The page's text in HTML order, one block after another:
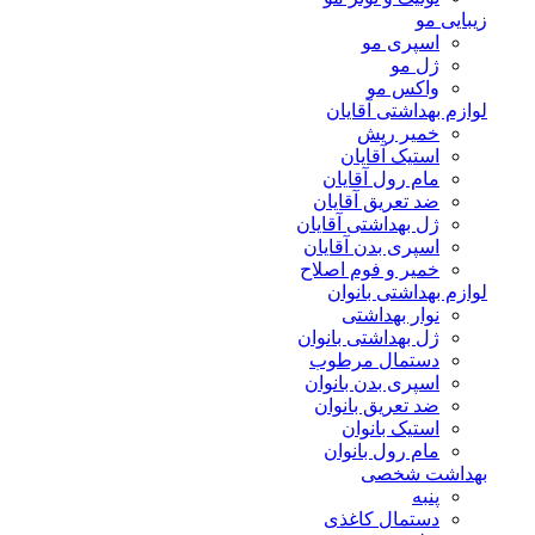
زیبایی مو
اسپری مو
ژل مو
واکس مو
لوازم بهداشتی آقایان
خمیر ریش
استیک آقایان
مام رول آقایان
ضد تعریق آقایان
ژل بهداشتی آقایان
اسپری بدن آقایان
خمیر و فوم اصلاح
لوازم بهداشتی بانوان
نوار بهداشتی
ژل بهداشتی بانوان
دستمال مرطوب
اسپری بدن بانوان
ضد تعریق بانوان
استیک بانوان
مام رول بانوان
بهداشت شخصی
پنبه
دستمال کاغذی